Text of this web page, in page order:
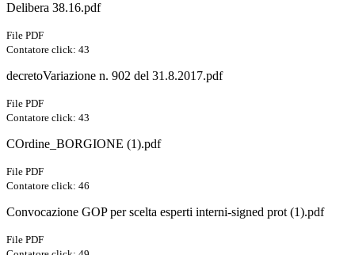
Delibera 38.16.pdf
File PDF
Contatore click: 43
decretoVariazione n. 902 del 31.8.2017.pdf
File PDF
Contatore click: 43
COrdine_BORGIONE (1).pdf
File PDF
Contatore click: 46
Convocazione GOP per scelta esperti interni-signed prot (1).pdf
File PDF